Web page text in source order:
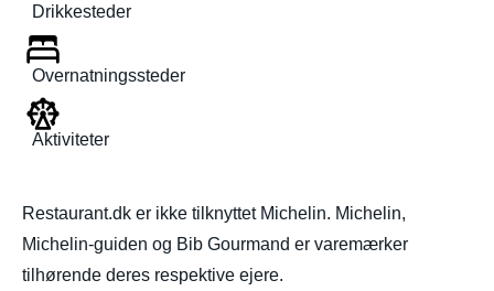
Drikkesteder
Overnatningssteder
Aktiviteter
Restaurant.dk er ikke tilknyttet Michelin. Michelin,
Michelin-guiden og Bib Gourmand er varemærker
tilhørende deres respektive ejere.